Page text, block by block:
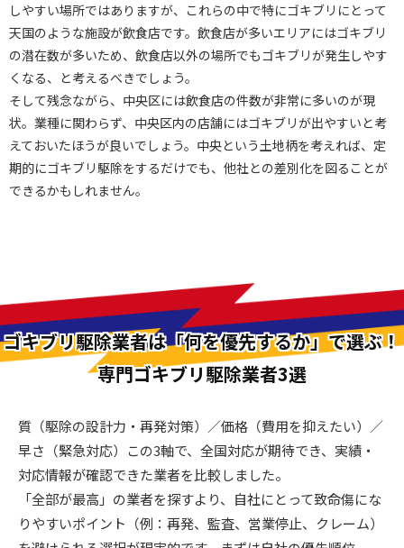
しやすい場所ではありますが、これらの中で特にゴキブリにとって
天国のような施設が飲食店です。飲食店が多いエリアにはゴキブリ
の潜在数が多いため、飲食店以外の場所でもゴキブリが発生しやす
くなる、と考えるべきでしょう。
そして残念ながら、中央区には飲食店の件数が非常に多いのが現
状。業種に関わらず、中央区内の店舗にはゴキブリが出やすいと考
えておいたほうが良いでしょう。中央という土地柄を考えれば、定
期的にゴキブリ駆除をするだけでも、他社との差別化を図ることが
できるかもしれません。
ゴキブリ駆除業者は「何を優先するか」で選ぶ！
専門ゴキブリ駆除業者3選
質（駆除の設計力・再発対策）／価格（費用を抑えたい）／
早さ（緊急対応）この3軸で、全国対応が期待でき、実績・
対応情報が確認できた業者を比較しました。
「全部が最高」の業者を探すより、自社にとって致命傷にな
りやすいポイント（例：再発、監査、営業停止、クレーム）